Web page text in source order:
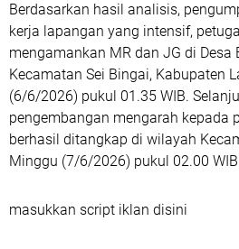
Berdasarkan hasil analisis,
kerja lapangan yang intensif,
mengamankan MR dan JG di Desa
Kecamatan Sei Bingai, Kabupaten
(6/6/2026) pukul 01.35 WIB.
pengembangan mengarah kepada
berhasil ditangkap di wilayah
Minggu (7/6/2026) pukul 02.00
masukkan script iklan disini